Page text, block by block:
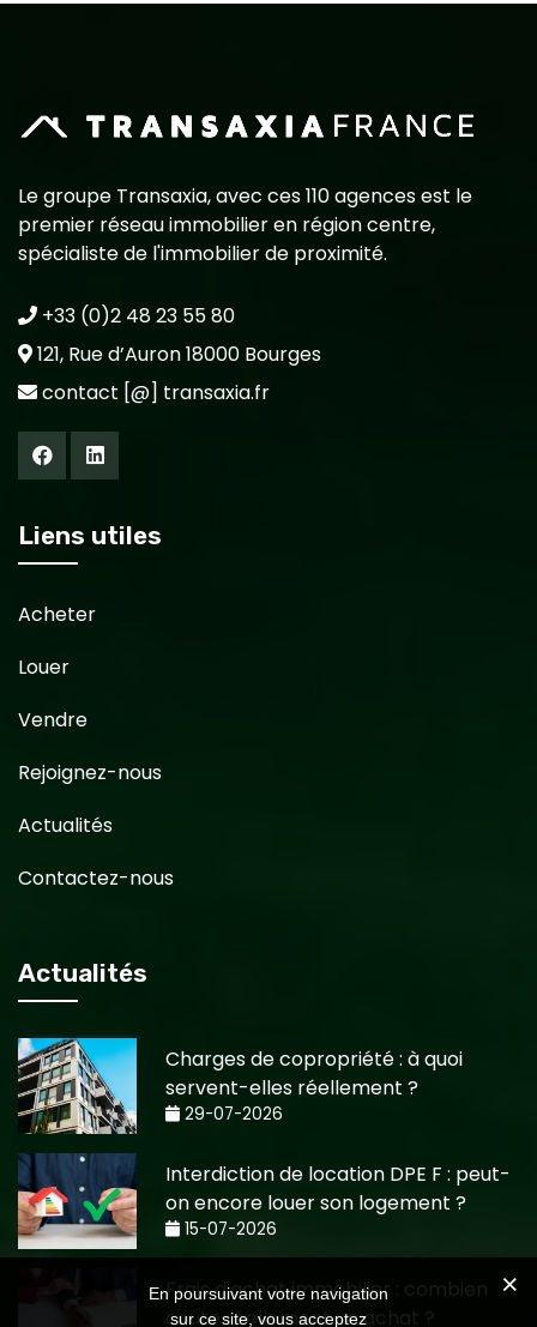
Le groupe Transaxia, avec ces 110 agences est le
premier réseau immobilier en région centre,
spécialiste de l'immobilier de proximité.
+33 (0)2 48 23 55 80
121, Rue d’Auron 18000 Bourges
contact [@] transaxia.fr
Liens utiles
Acheter
Louer
Vendre
Rejoignez-nous
Actualités
Contactez-nous
Actualités
Charges de copropriété : à quoi
servent-elles réellement ?
29-07-2026
Interdiction de location DPE F : peut-
on encore louer son logement ?
15-07-2026
Frais d'achat immobilier : combien
coûte réellement un achat ?
En poursuivant votre navigation
sur ce site, vous acceptez